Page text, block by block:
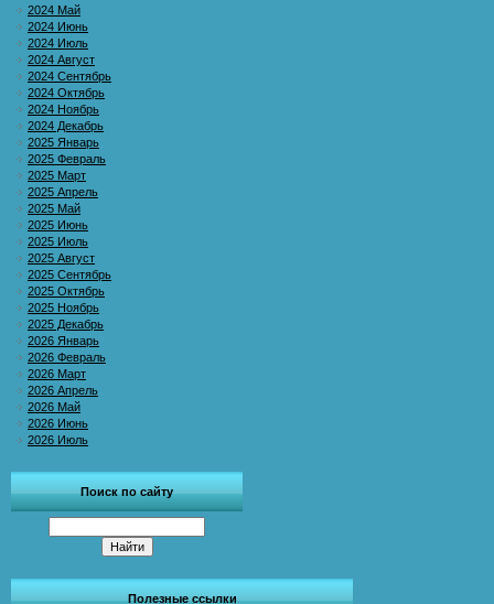
2024 Май
2024 Июнь
2024 Июль
2024 Август
2024 Сентябрь
2024 Октябрь
2024 Ноябрь
2024 Декабрь
2025 Январь
2025 Февраль
2025 Март
2025 Апрель
2025 Май
2025 Июнь
2025 Июль
2025 Август
2025 Сентябрь
2025 Октябрь
2025 Ноябрь
2025 Декабрь
2026 Январь
2026 Февраль
2026 Март
2026 Апрель
2026 Май
2026 Июнь
2026 Июль
Поиск по сайту
Полезные ссылки